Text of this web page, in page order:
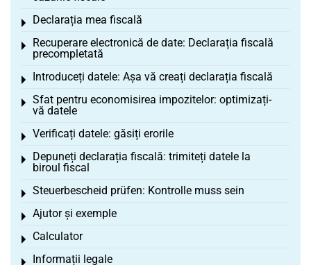
Declarația mea fiscală
Toggle menu
Recuperare electronică de date: Declarația fiscală
precompletată
Toggle menu
Introduceți datele: Așa vă creați declarația fiscală
Toggle menu
Sfat pentru economisirea impozitelor: optimizați-
vă datele
Toggle menu
Verificați datele: găsiți erorile
Toggle menu
Depuneți declarația fiscală: trimiteți datele la
biroul fiscal
Toggle menu
Steuerbescheid prüfen: Kontrolle muss sein
Toggle menu
Ajutor și exemple
Toggle menu
Calculator
Toggle menu
Informații legale